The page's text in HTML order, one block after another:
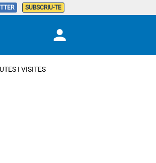
SUBSCRIU-TE
I VISITES